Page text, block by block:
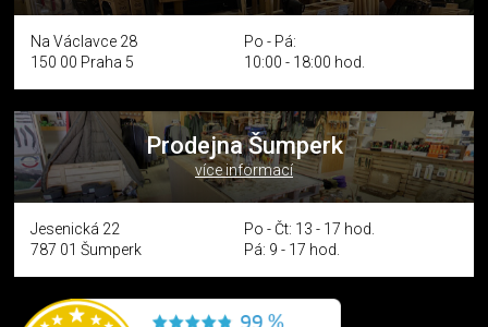
Na Václavce 28
150 00 Praha 5
Po - Pá:
10:00 - 18:00 hod.
Prodejna Šumperk
více informací
Jesenická 22
787 01 Šumperk
Po - Čt: 13 - 17 hod.
Pá: 9 - 17 hod.